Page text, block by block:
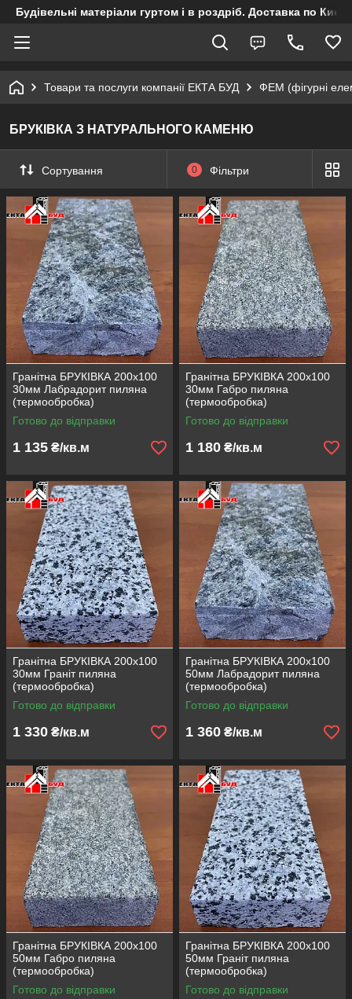
Будівельні матеріали гуртом і в роздріб. Доставка по
Товари та послуги компанії ЕКТА БУД ФЕМ (фігурні
БРУКІВКА З НАТУРАЛЬНОГО КАМЕНЮ
Сортування 0 Фільтри
Гранітна БРУКІВКА 200х100
30мм Лабрадорит пиляна
(термообробка)
Готово до відправки
1 135 ₴/кв.м
Гранітна БРУКІВКА 200х100
30мм Габро пиляна
(термообробка)
Готово до відправки
1 180 ₴/кв.м
Гранітна БРУКІВКА 200х100
30мм Граніт пиляна
(термообробка)
Готово до відправки
1 330 ₴/кв.м
Гранітна БРУКІВКА 200х100
50мм Лабрадорит пиляна
(термообробка)
Готово до відправки
1 360 ₴/кв.м
Гранітна БРУКІВКА 200х100
50мм Габро пиляна
(термообробка)
Готово до відправки
Гранітна БРУКІВКА 200х100
50мм Граніт пиляна
(термообробка)
Готово до відправки